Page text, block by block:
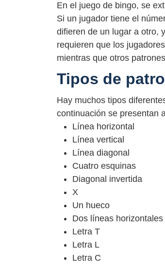
En el juego de bingo, se
Si un jugador tiene el
difieren de un lugar a otro,
requieren que los
mientras que otros
Tipos de
Hay muchos tipos
continuación se presentan
Línea horizontal
Línea vertical
Línea diagonal
Cuatro esquinas
Diagonal invertida
X
Un hueco
Dos líneas horizontales
Letra T
Letra L
Letra C